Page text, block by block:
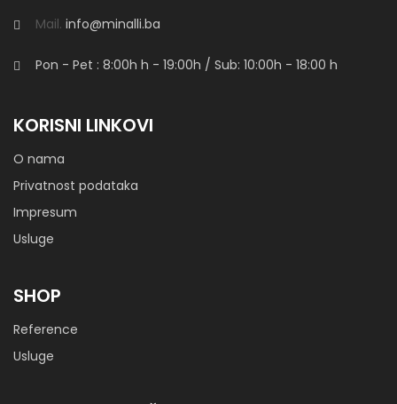
Sofa Bella
Mail. info@minalli.ba
Pon - Pet : 8:00h h - 19:00h / Sub: 10:00h - 18:00 h
KORISNI LINKOVI
O nama
Privatnost podataka
Impresum
Usluge
SHOP
Reference
Usluge